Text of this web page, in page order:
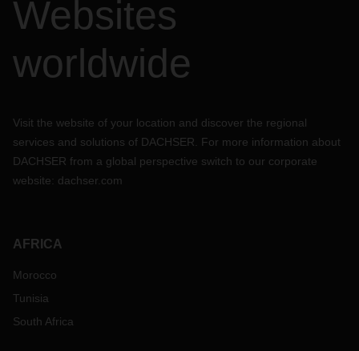
Websites
worldwide
Visit the website of your location and discover the regional
services and solutions of DACHSER. For more information about
DACHSER from a global perspective switch to our corporate
website: dachser.com
AFRICA
Morocco
Tunisia
South Africa